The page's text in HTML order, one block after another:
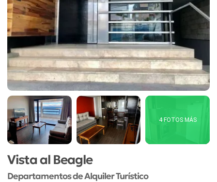
4 FOTOS MÁS
Vista al Beagle
Departamentos de Alquiler Turístico